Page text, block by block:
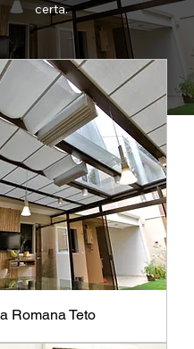
certa.
Romana Teto